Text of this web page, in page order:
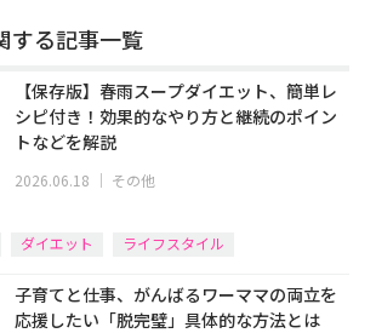
する記事一覧
【保存版】春雨スープダイエット、簡単レ
シピ付き！効果的なやり方と継続のポイン
トなどを解説
2026.06.18 ｜ その他
ダイエット ライフスタイル
子育てと仕事、がんばるワーママの両立を
応援したい「脱完璧」具体的な方法とは